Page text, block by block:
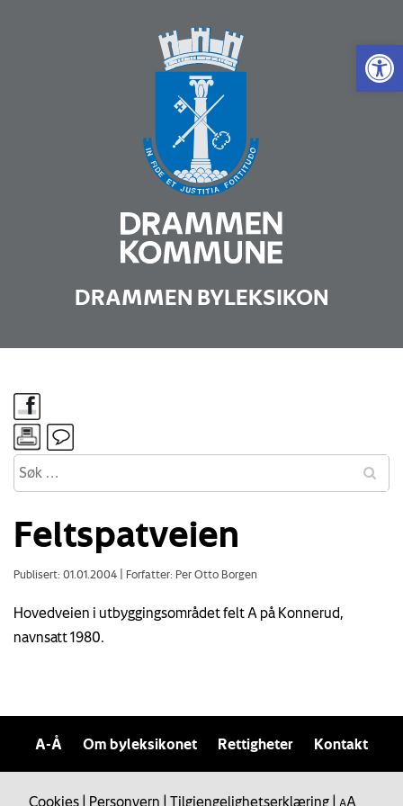
Vis
DRAMMEN BYLEKSIKON
Feltspatveien
Publisert: 01.01.2004 Forfatter: Per Otto Borgen
Hovedveien i utbyggingsområdet felt A på Konnerud,
navnsatt 1980.
A-Å Om byleksikonet Rettigheter Kontakt
Cookies Personvern Tilgjengelighetserklæring AA